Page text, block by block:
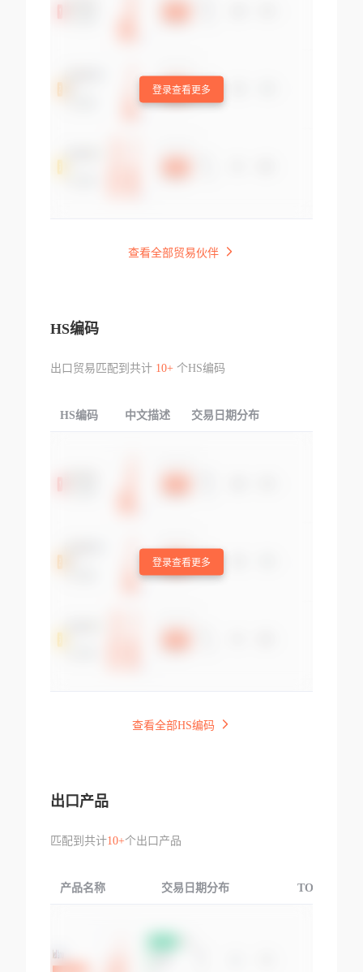
登录查看更多
查看全部贸易伙伴
HS编码
出口贸易匹配到共计 10+个HS编码
HS编码 中文描述 交易日期分布
登录查看更多
查看全部HS编码
出口产品
匹配到共计10+个出口产品
产品名称 交易日期分布 TOP3交易国